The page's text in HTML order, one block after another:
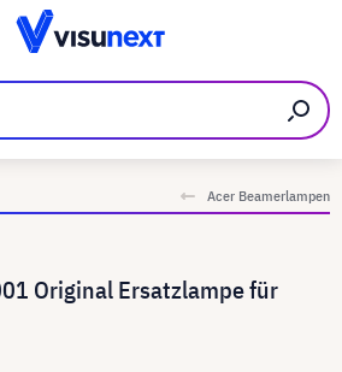
Acer Beamerlampen
Original Ersatzlampe für